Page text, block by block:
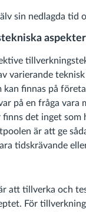
sin nedlagda
aspekter
varierande
kan finnas på
på en fråga
det inget
är att ge
tidskrävande
att tillverka och
För